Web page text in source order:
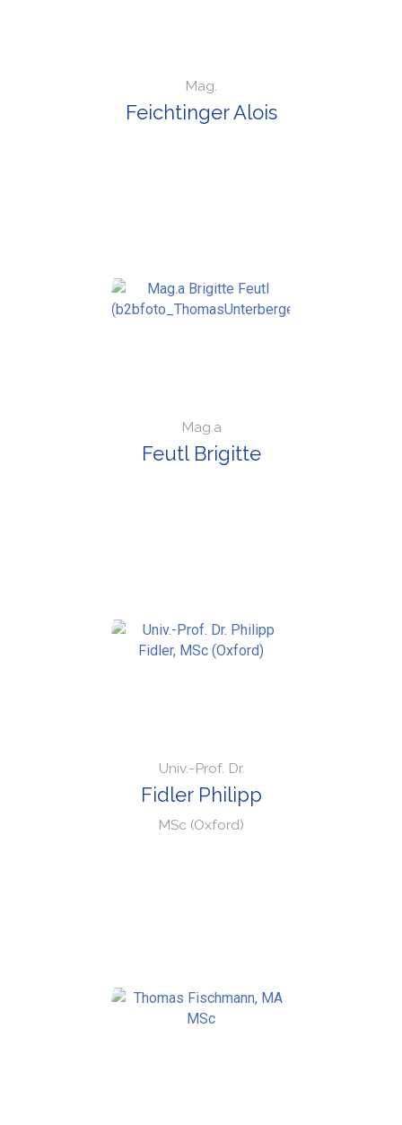
Mag.
Feichtinger Alois
Mag.a
Feutl Brigitte
Univ.-Prof. Dr.
Fidler Philipp
MSc (Oxford)